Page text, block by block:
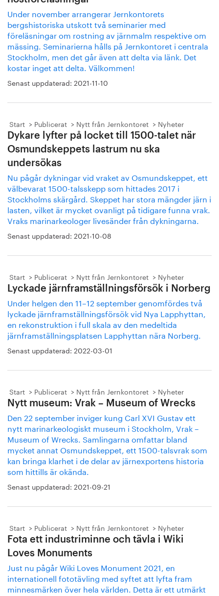
Under november arrangerar Jernkontorets
bergshistoriska utskott två seminarier med
föreläsningar om rostning av järnmalm respektive om
mässing. Seminarierna hålls på Jernkontoret i centrala
Stockholm, men det går även att delta via länk. Det
kostar inget att delta. Välkommen!
Senast uppdaterad: 2021-11-10
Start Publicerat Nytt från Jernkontoret Nyheter
Dykare lyfter på locket till 1500-talet när
Osmundskeppets lastrum nu ska
undersökas
Nu pågår dykningar vid vraket av Osmundskeppet, ett
välbevarat 1500-talsskepp som hittades 2017 i
Stockholms skärgård. Skeppet har stora mängder järn i
lasten, vilket är mycket ovanligt på tidigare funna vrak.
Vraks marinarkeologer livesänder från dykningarna.
Senast uppdaterad: 2021-10-08
Start Publicerat Nytt från Jernkontoret Nyheter
Lyckade järnframställningsförsök i Norberg
Under helgen den 11–12 september genomfördes två
lyckade järnframställningsförsök vid Nya Lapphyttan,
en rekonstruktion i full skala av den medeltida
järnframställningsplatsen Lapphyttan nära Norberg.
Senast uppdaterad: 2022-03-01
Start Publicerat Nytt från Jernkontoret Nyheter
Nytt museum: Vrak – Museum of Wrecks
Den 22 september inviger kung Carl XVI Gustav ett
nytt marinarkeologiskt museum i Stockholm, Vrak –
Museum of Wrecks. Samlingarna omfattar bland
mycket annat Osmundskeppet, ett 1500-talsvrak som
kan bringa klarhet i de delar av järnexportens historia
som hittills är okända.
Senast uppdaterad: 2021-09-21
Start Publicerat Nytt från Jernkontoret Nyheter
Fota ett industriminne och tävla i Wiki
Loves Monuments
Just nu pågår Wiki Loves Monument 2021, en
internationell fototävling med syftet att lyfta fram
minnesmärken över hela världen. Detta är ett utmärkt